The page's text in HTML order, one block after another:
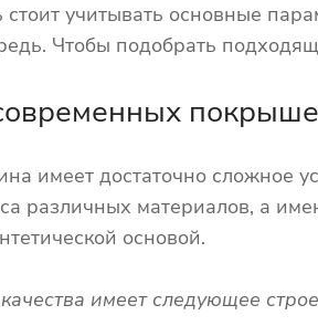
учитывать основные
Чтобы подобрать
имеет достаточно сложное
различных материалов, а
основой.
имеет следующее